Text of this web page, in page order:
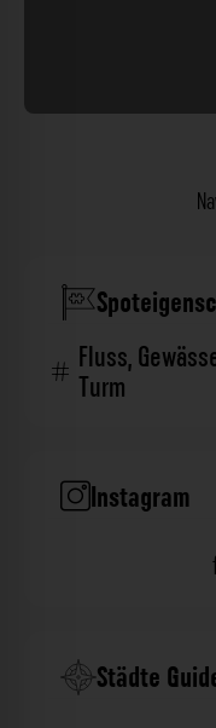
Fluss,
Turm
Instagram
Städte